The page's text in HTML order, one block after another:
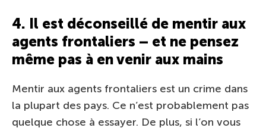
4. Il est déconseillé de mentir aux
agents frontaliers – et ne pensez
même pas à en venir aux mains
Mentir aux agents frontaliers est un crime dans
la plupart des pays. Ce n’est probablement pas
quelque chose à essayer. De plus, si l’on vous